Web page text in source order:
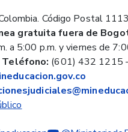
Código Postal
gratuita fuera de
a 5:00 p.m. y viernes de
Teléfono: (601) 432 1215